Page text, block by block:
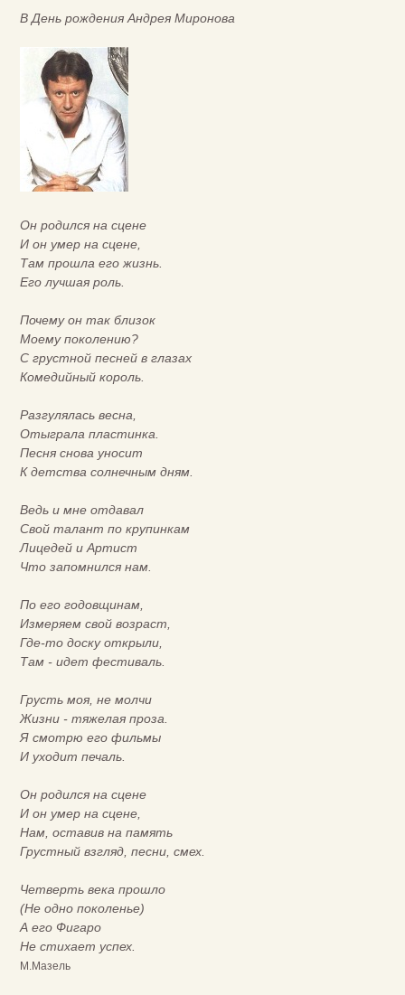
В День рождения Андрея Миронова
Он родился на сцене
И он умер на сцене,
Там прошла его жизнь.
Его лучшая роль.
Почему он так близок
Моему поколению?
С грустной песней в глазах
Комедийный король.
Разгулялась весна,
Отыграла пластинка.
Песня снова уносит
К детства солнечным дням.
Ведь и мне отдавал
Свой талант по крупинкам
Лицедей и Артист
Что запомнился нам.
По его годовщинам,
Измеряем свой возраст,
Где-то доску открыли,
Там - идет фестиваль.
Грусть моя, не молчи
Жизни - тяжелая проза.
Я смотрю его фильмы
И уходит печаль.
Он родился на сцене
И он умер на сцене,
Нам, оставив на память
Грустный взгляд, песни, смех.
Четверть века прошло
(Не одно поколенье)
А его Фигаро
Не стихает успех.
М.Мазель